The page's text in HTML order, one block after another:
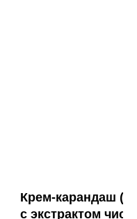
Крем-карандаш
с экстрактом